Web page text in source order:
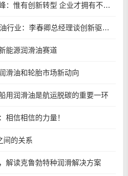
2、龙蟠科技董事长石俊峰：惟有创新转型 企业才拥有不竭的动力
3、突破2025，领跑润滑油行业：李春卿总经理谈创新驱动的炸裂增长
能源润滑油赛道
滑油和轮胎市场新动向
用润滑油是航运脱碳的重要一环
相信相信的力量！
间的关系
解读克鲁勃特种润滑解决方案